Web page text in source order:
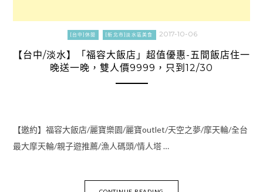
[台中]休閒 [新北市]淡水區美食 2017-10-06
【台中/淡水】「福容大飯店」超值優惠-五間飯店住一
晚送一晚，雙人價9999，只到12/30
【邀約】福容大飯店/麗寶樂園/麗寶outlet/天空之夢/摩天輪/全台
最大摩天輪/親子遊推薦/漁人碼頭/情人塔 …